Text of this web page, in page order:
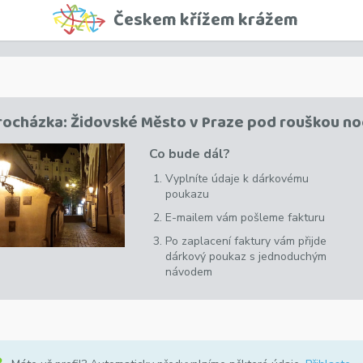
Českem křížem krážem
Židovské Město v Praze pod rouškou
Co bude dál?
Vyplníte údaje k dárkovému
poukazu
E-mailem vám pošleme fakturu
Po zaplacení faktury vám přijde
dárkový poukaz s jednoduchým
návodem